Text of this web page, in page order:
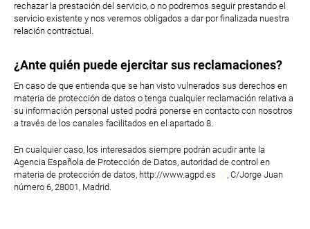
rechazar la prestación del servicio, o no podremos seguir prestando el
servicio existente y nos veremos obligados a dar por finalizada nuestra
relación contractual.
¿Ante quién puede ejercitar sus reclamaciones?
En caso de que entienda que se han visto vulnerados sus derechos en
materia de protección de datos o tenga cualquier reclamación relativa a
su información personal usted podrá ponerse en contacto con nosotros
a través de los canales facilitados en el apartado 8.
En cualquier caso, los interesados siempre podrán acudir ante la
Agencia Española de Protección de Datos, autoridad de control en
materia de protección de datos, http://www.agpd.es
, C/Jorge Juan
número 6, 28001, Madrid.